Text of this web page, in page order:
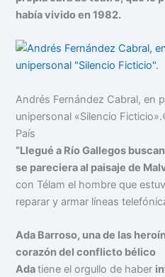
había vivido en 1982.
Andrés Fernández Cabral, en
unipersonal «Silencio Ficticio».
País
“Llegué a Río Gallegos
se pareciera al paisaje de
con Télam el hombre que
reparar y armar líneas
Ada Barroso, una de las
corazón del conflicto bélico
Adatiene el orgullo de haber